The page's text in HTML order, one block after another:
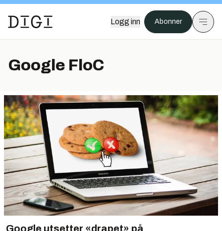
Logg inn Abonner
Google FloC
Google utsetter «drapet» på